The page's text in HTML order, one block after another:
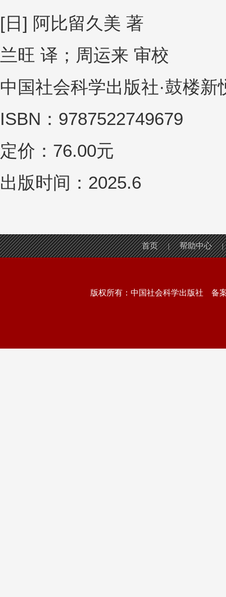
[日] 阿比留久美 著
兰旺 译；周运来 审校
中国社会科学出版社·鼓楼新
ISBN：9787522749679
定价：76.00元
出版时间：2025.6
首页 | 帮助中心 |
版权所有：中国社会科学出版社 备